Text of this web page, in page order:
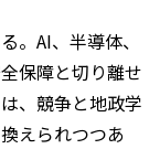
。AI、半導体、
保障と切り離せ
、競争と地政学
えられつつあ